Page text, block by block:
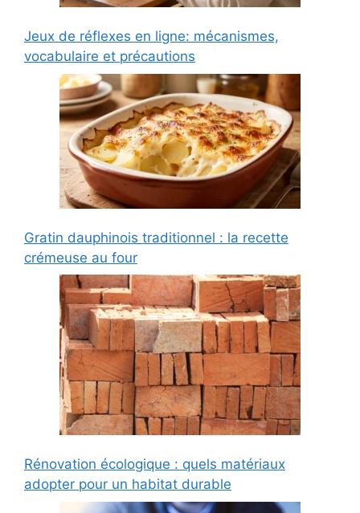
Jeux de réflexes en ligne: mécanismes,
vocabulaire et précautions
Gratin dauphinois traditionnel : la recette
crémeuse au four
Rénovation écologique : quels matériaux
adopter pour un habitat durable